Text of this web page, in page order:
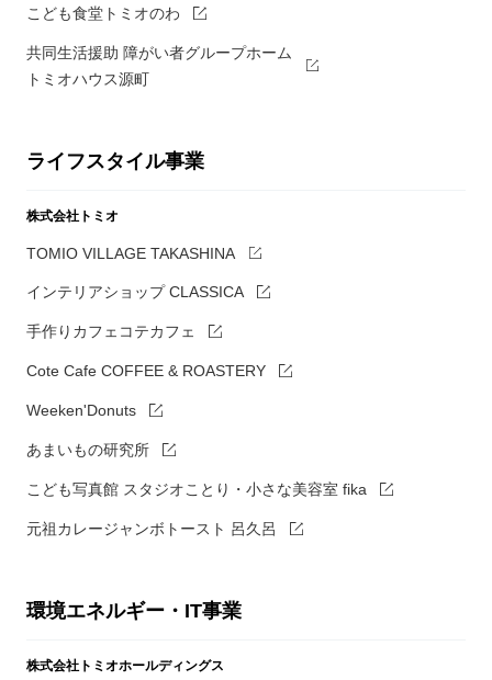
こども食堂トミオのわ
共同生活援助 障がい者グループホーム
トミオハウス源町
ライフスタイル事業
株式会社トミオ
TOMIO VILLAGE TAKASHINA
インテリアショップ CLASSICA
手作りカフェコテカフェ
Cote Cafe COFFEE & ROASTERY
Weeken'Donuts
あまいもの研究所
こども写真館 スタジオことり・小さな美容室 fika
元祖カレージャンボトースト 呂久呂
環境エネルギー・IT事業
株式会社トミオホールディングス